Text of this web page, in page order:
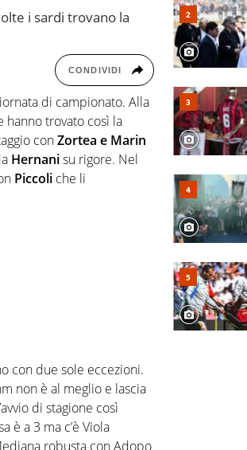
i sardi trovano la
CONDIVIDI
di campionato. Alla
hanno trovato così la
conZortea e Marin
Hernanisu rigore. Nel
Piccoli che li
con due sole eccezioni.
non è al meglio e lascia
di stagione così
è a 3 ma c’è Viola
robusta con Adopo